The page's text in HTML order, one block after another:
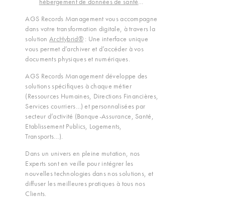
AGS Records Management vous accompagne
dans votre transformation digitale, à travers la
solution ArcHybrid®: Une interface unique
vous permet d’archiver et d’accéder à vos
documents physiques et numériques.
AGS Records Management développe des
solutions spécifiques à chaque métier
(Ressources Humaines, Directions Financières,
Services courriers…) et personnalisées par
secteur d’activité (Banque-Assurance, Santé,
Etablissement Publics, Logements,
Transports…).
Dans un univers en pleine mutation, nos
Experts sont en veille pour intégrer les
nouvelles technologies dans nos solutions, et
diffuser les meilleures pratiques à tous nos
Clients.